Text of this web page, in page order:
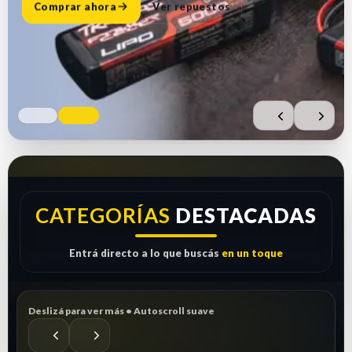
Comprar ahora Ver repuestos
CATEGORÍAS DESTACADAS
Entrá directo a lo que buscás en un toque
Deslizá para ver más • Autoscroll suave